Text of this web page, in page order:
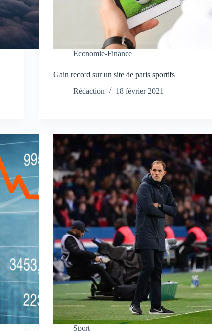
Economie-Finance
Gain record sur un site de paris sportifs
Rédaction
18 février 2021
Sport